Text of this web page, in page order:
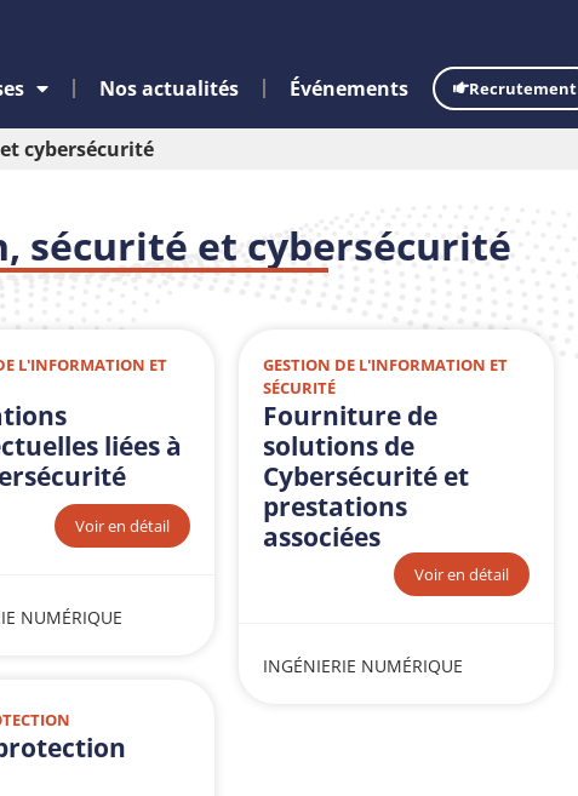
Nos actualités Événements Recrutement
cybersécurité
sécurité et cybersécurité
L'INFORMATION ET
liées à
Voir en détail
NUMÉRIQUE
GESTION DE L'INFORMATION ET
SÉCURITÉ
Fourniture de
solutions de
Cybersécurité et
prestations
associées
Voir en détail
INGÉNIERIE NUMÉRIQUE